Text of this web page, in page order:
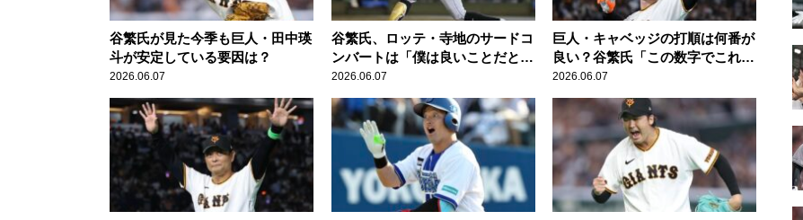
谷繁氏が見た今季も巨人・田中瑛
斗が安定している要因は？
2026.06.07
谷繁氏、ロッテ・寺地のサードコ
ンバートは「僕は良いことだと思
います」
2026.06.07
巨人・キャベッジの打順は何番が
良い？谷繁氏「この数字でこれく
らいだったら…」
2026.06.07